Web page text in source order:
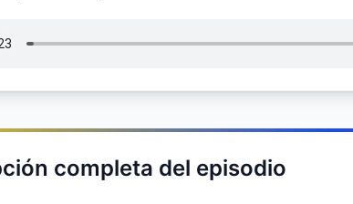
completa del episodio